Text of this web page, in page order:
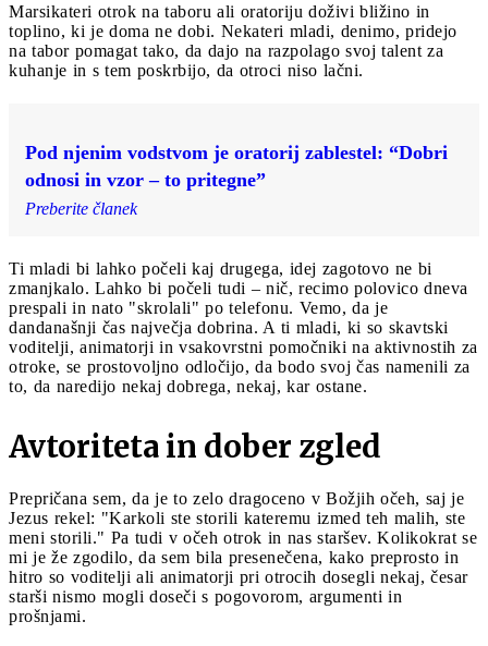
Marsikateri otrok na taboru ali oratoriju doživi bližino in
toplino, ki je doma ne dobi. Nekateri mladi, denimo, pridejo
na tabor pomagat tako, da dajo na razpolago svoj talent za
kuhanje in s tem poskrbijo, da otroci niso lačni.
Pod njenim vodstvom je oratorij zablestel: “Dobri
odnosi in vzor – to pritegne”
Preberite članek
Ti mladi bi lahko počeli kaj drugega, idej zagotovo ne bi
zmanjkalo. Lahko bi počeli tudi – nič, recimo polovico dneva
prespali in nato "skrolali" po telefonu. Vemo, da je
dandanašnji čas največja dobrina. A ti mladi, ki so skavtski
voditelji, animatorji in vsakovrstni pomočniki na aktivnostih za
otroke, se prostovoljno odločijo, da bodo svoj čas namenili za
to, da naredijo nekaj dobrega, nekaj, kar ostane.
Avtoriteta in dober zgled
Prepričana sem, da je to zelo dragoceno v Božjih očeh, saj je
Jezus rekel: "Karkoli ste storili kateremu izmed teh malih, ste
meni storili." Pa tudi v očeh otrok in nas staršev. Kolikokrat se
mi je že zgodilo, da sem bila presenečena, kako preprosto in
hitro so voditelji ali animatorji pri otrocih dosegli nekaj, česar
starši nismo mogli doseči s pogovorom, argumenti in
prošnjami.